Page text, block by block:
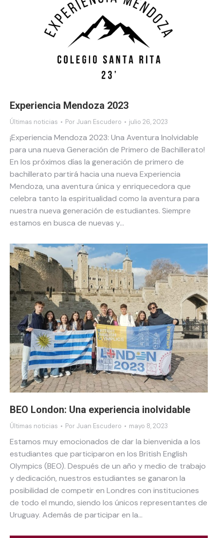
Experiencia Mendoza 2023
Últimas noticias Por Juan Escudero julio 26, 2023
¡Experiencia Mendoza 2023: Una Aventura Inolvidable
para una nueva Generación de Primero de Bachillerato!
En los próximos días la generación de primero de
bachillerato partirá hacia una nueva Experiencia
Mendoza, una aventura única y enriquecedora que
celebra tanto la espiritualidad como la aventura para
nuestra nueva generación de estudiantes. Siempre
estamos en busca de nuevas y…
BEO London: Una experiencia inolvidable​
Últimas noticias Por Juan Escudero mayo 8, 2023
Estamos muy emocionados de dar la bienvenida a los
estudiantes que participaron en los British English
Olympics (BEO). Después de un año y medio de trabajo
y dedicación, nuestros estudiantes se ganaron la
posibilidad de competir en Londres con instituciones
de todo el mundo, siendo los únicos representantes de
Uruguay. Además de participar en la…